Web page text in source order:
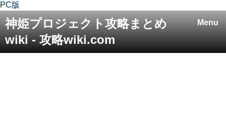
PC版
Menu
神姫プロジェクト攻略まとめ
wiki - 攻略wiki.com